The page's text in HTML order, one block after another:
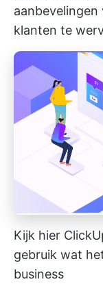
klanten te
Kijk hier
gebruik wat
business